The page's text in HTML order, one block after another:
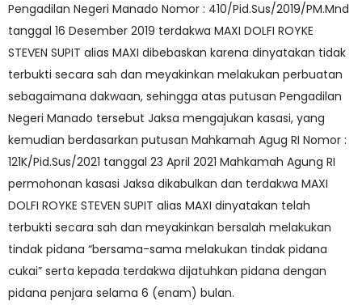
Pengadilan Negeri Manado Nomor : 410/Pid.Sus/2019/PM.Mnd
tanggal 16 Desember 2019 terdakwa MAXI DOLFI ROYKE
STEVEN SUPIT alias MAXI dibebaskan karena dinyatakan tidak
terbukti secara sah dan meyakinkan melakukan perbuatan
sebagaimana dakwaan, sehingga atas putusan Pengadilan
Negeri Manado tersebut Jaksa mengajukan kasasi, yang
kemudian berdasarkan putusan Mahkamah Agug RI Nomor :
121K/Pid.Sus/2021 tanggal 23 April 2021 Mahkamah Agung RI
permohonan kasasi Jaksa dikabulkan dan terdakwa MAXI
DOLFI ROYKE STEVEN SUPIT alias MAXI dinyatakan telah
terbukti secara sah dan meyakinkan bersalah melakukan
tindak pidana “bersama-sama melakukan tindak pidana
cukai” serta kepada terdakwa dijatuhkan pidana dengan
pidana penjara selama 6 (enam) bulan.